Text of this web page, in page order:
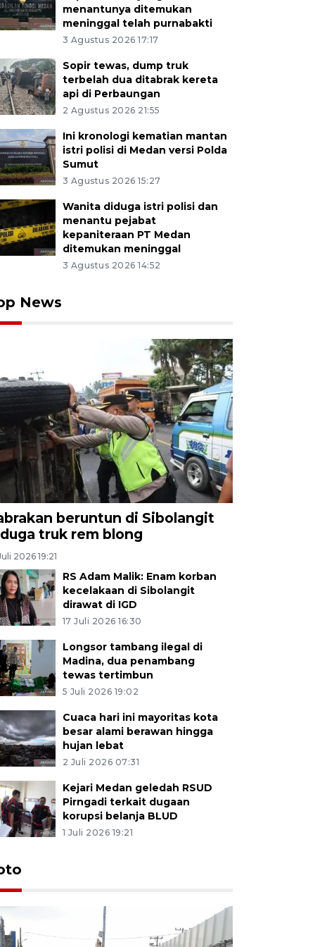
menantunya ditemukan
meninggal telah purnabakti
3 Agustus 2026 17:17
Sopir tewas, dump truk
terbelah dua ditabrak kereta
api di Perbaungan
2 Agustus 2026 21:55
Ini kronologi kematian mantan
istri polisi di Medan versi Polda
Sumut
3 Agustus 2026 15:27
Wanita diduga istri polisi dan
menantu pejabat
kepaniteraan PT Medan
ditemukan meninggal
3 Agustus 2026 14:52
News
beruntun di Sibolangit
truk rem blong
2026 19:21
RS Adam Malik: Enam korban
kecelakaan di Sibolangit
dirawat di IGD
17 Juli 2026 16:30
Longsor tambang ilegal di
Madina, dua penambang
tewas tertimbun
5 Juli 2026 19:02
Cuaca hari ini mayoritas kota
besar alami berawan hingga
hujan lebat
2 Juli 2026 07:31
Kejari Medan geledah RSUD
Pirngadi terkait dugaan
korupsi belanja BLUD
1 Juli 2026 19:21